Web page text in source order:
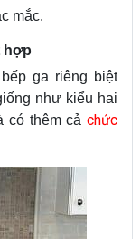
mắc.
hợp
ga riêng biệt
như kiểu hai
có thêm cả chức